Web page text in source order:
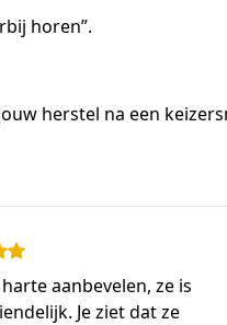
horen”.
herstel na een
aanbevelen, ze is
Je ziet dat ze